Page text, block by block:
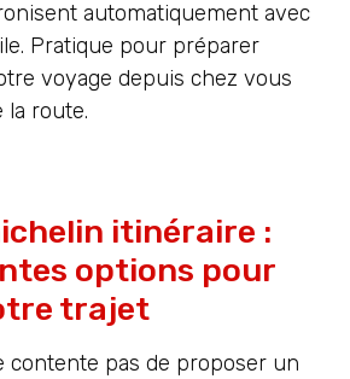
automatiquement avec
Pratique pour préparer
voyage depuis chez vous
la route.
itinéraire :
options pour
trajet
contente pas de proposer un